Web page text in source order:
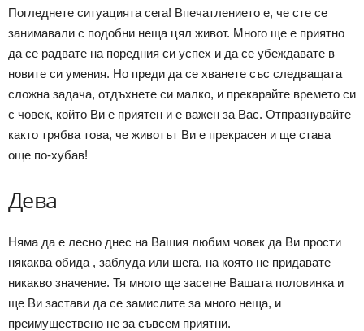
Погледнете ситуацията сега! Впечатлението е, че сте се
занимавали с подобни неща цял живот. Много ще е приятно
да се радвате на поредния си успех и да се убеждавате в
новите си умения. Но преди да се хванете със следващата
сложна задача, отдъхнете си малко, и прекарайте времето си
с човек, който Ви е приятен и е важен за Вас. Отпразнувайте
както трябва това, че животът Ви е прекрасен и ще става
още по-хубав!
Дева
Няма да е лесно днес на Вашия любим човек да Ви прости
някаква обида , заблуда или шега, на която не придавате
никакво значение. Тя много ще засегне Вашата половинка и
ще Ви застави да се замислите за много неща, и
преимуществено не за съвсем приятни.